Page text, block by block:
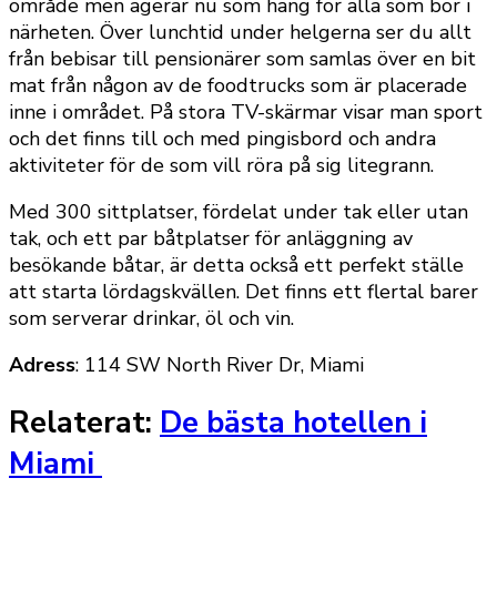
närheten. Över lunchtid under helgerna ser du allt
från bebisar till pensionärer som samlas över en bit
mat från någon av de foodtrucks som är placerade
inne i området. På stora TV-skärmar visar man sport
och det finns till och med pingisbord och andra
aktiviteter för de som vill röra på sig litegrann.
Med 300 sittplatser, fördelat under tak eller utan
tak, och ett par båtplatser för anläggning av
besökande båtar, är detta också ett perfekt ställe
att starta lördagskvällen. Det finns ett flertal barer
som serverar drinkar, öl och vin.
Adress: 114 SW North River Dr, Miami
Relaterat: De bästa hotellen i
Miami